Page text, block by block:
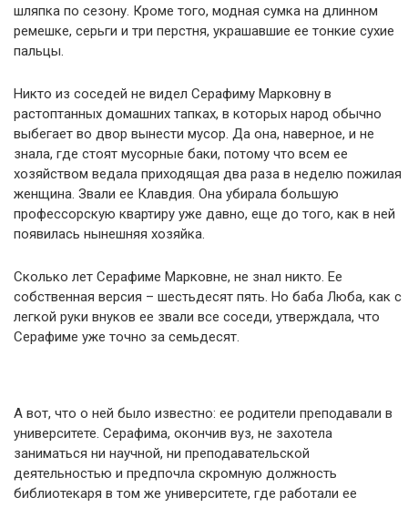
шляпка по сезону. Кроме того, модная сумка на длинном
ремешке, серьги и три перстня, украшавшие ее тонкие сухие
пальцы.
Никто из соседей не видел Серафиму Марковну в
растоптанных домашних тапках, в которых народ обычно
выбегает во двор вынести мусор. Да она, наверное, и не
знала, где стоят мусорные баки, потому что всем ее
хозяйством ведала приходящая два раза в неделю пожилая
женщина. Звали ее Клавдия. Она убирала большую
профессорскую квартиру уже давно, еще до того, как в ней
появилась нынешняя хозяйка.
Сколько лет Серафиме Марковне, не знал никто. Ее
собственная версия – шестьдесят пять. Но баба Люба, как с
легкой руки внуков ее звали все соседи, утверждала, что
Серафиме уже точно за семьдесят.
А вот, что о ней было известно: ее родители преподавали в
университете. Серафима, окончив вуз, не захотела
заниматься ни научной, ни преподавательской
деятельностью и предпочла скромную должность
библиотекаря в том же университете, где работали ее